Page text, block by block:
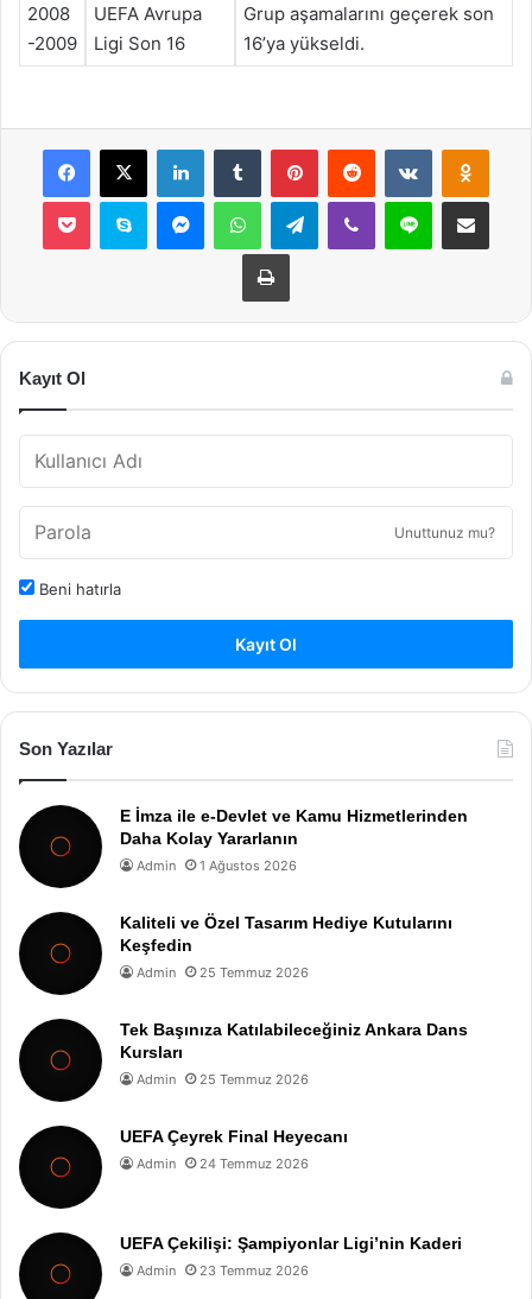
2008
-2009
UEFA Avrupa
Ligi Son 16
Grup aşamalarını geçerek son
16’ya yükseldi.
Facebook
X LinkedInTumblr PinterestReddit VKontakte
Pocket Skype MessengerWhatsAppTelegramViber Line E-Posta ile
Yazdır
Kayıt Ol
Unuttunuz mu?
Beni hatırla
Kayıt Ol
Son Yazılar
E İmza ile e-Devlet ve Kamu Hizmetlerinden
Daha Kolay Yararlanın
Admin 1 Ağustos 2026
Kaliteli ve Özel Tasarım Hediye Kutularını
Keşfedin
Admin 25 Temmuz 2026
Tek Başınıza Katılabileceğiniz Ankara Dans
Kursları
Admin 25 Temmuz 2026
UEFA Çeyrek Final Heyecanı
Admin 24 Temmuz 2026
UEFA Çekilişi: Şampiyonlar Ligi’nin Kaderi
Admin 23 Temmuz 2026